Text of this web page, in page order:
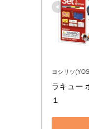
ヨシリツ
ラキュー
１